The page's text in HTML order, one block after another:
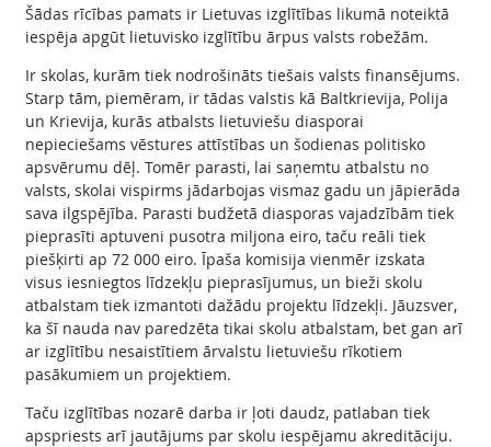
Šādas rīcības pamats ir Lietuvas izglītības likumā noteiktā
iespēja apgūt lietuvisko izglītību ārpus valsts robežām.
Ir skolas, kurām tiek nodrošināts tiešais valsts finansējums.
Starp tām, piemēram, ir tādas valstis kā Baltkrievija, Polija
un Krievija, kurās atbalsts lietuviešu diasporai
nepieciešams vēstures attīstības un šodienas politisko
apsvērumu dēļ. Tomēr parasti, lai saņemtu atbalstu no
valsts, skolai vispirms jādarbojas vismaz gadu un jāpierāda
sava ilgspējība. Parasti budžetā diasporas vajadzībām tiek
pieprasīti aptuveni pusotra miljona eiro, taču reāli tiek
piešķirti ap 72 000 eiro. Īpaša komisija vienmēr izskata
visus iesniegtos līdzekļu pieprasījumus, un bieži skolu
atbalstam tiek izmantoti dažādu projektu līdzekļi. Jāuzsver,
ka šī nauda nav paredzēta tikai skolu atbalstam, bet gan arī
ar izglītību nesaistītiem ārvalstu lietuviešu rīkotiem
pasākumiem un projektiem.
Taču izglītības nozarē darba ir ļoti daudz, patlaban tiek
apspriests arī jautājums par skolu iespējamu akreditāciju.